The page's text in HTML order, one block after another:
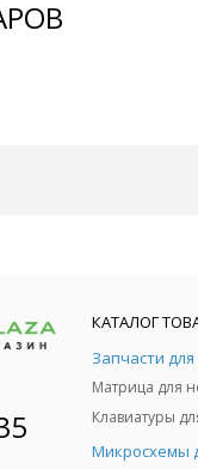
КАТАЛОГ
Запчасти
Матрица для
Клавиатуры
Микросхемы